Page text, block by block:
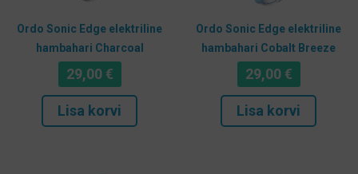
Ordo Sonic Edge elektriline
hambahari Charcoal
29,00€
Lisa korvi
Ordo Sonic Edge elektriline
hambahari Cobalt Breeze
29,00€
Lisa korvi